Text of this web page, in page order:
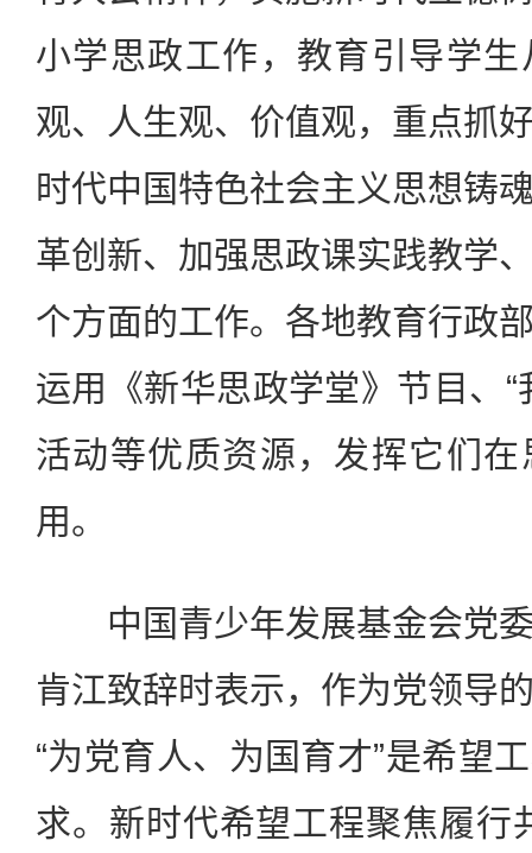
小学思政工作，教育引导学
观、人生观、价值观，重点抓
时代中国特色社会主义思想铸
革创新、加强思政课实践教学
个方面的工作。各地教育行政
运用《新华思政学堂》节目、“
活动等优质资源，发挥它们
用。
中国青少年发展基金会党委
肯江致辞时表示，作为党领导
“为党育人、为国育才”是希望
求。新时代希望工程聚焦履行